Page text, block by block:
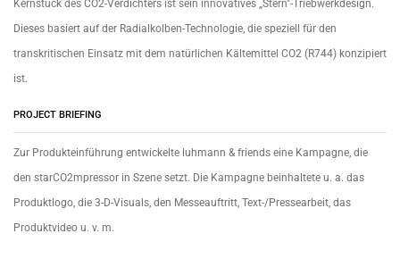
Kernstück des CO2-Verdichters ist sein innovatives „Stern"-Triebwerkdesign.
Dieses basiert auf der Radialkolben-Technologie, die speziell für den
transkritischen Einsatz mit dem natürlichen Kältemittel CO2 (R744) konzipiert
ist.
PROJECT BRIEFING
Zur Produkteinführung entwickelte luhmann & friends eine Kampagne, die
den starCO2mpressor in Szene setzt. Die Kampagne beinhaltete u. a. das
Produktlogo, die 3-D-Visuals, den Messeauftritt, Text-/Pressearbeit, das
Produktvideo u. v. m.